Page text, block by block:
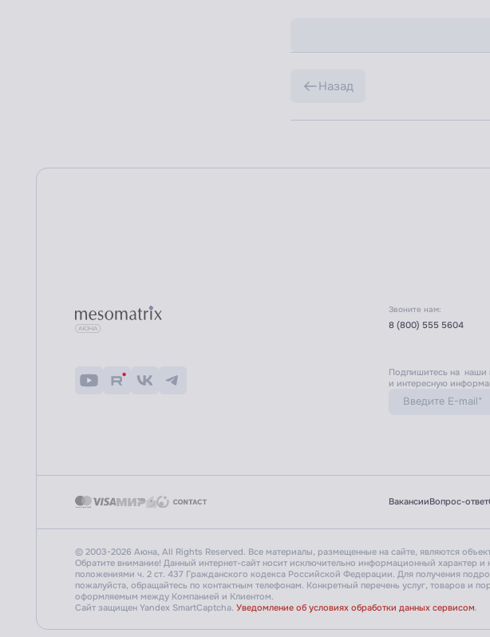
Назад
Звоните нам:
8 (800) 555 5604
Подпишитесь на наши
и интересную
ВакансииВопрос-ответ
© 2003-2026 Аюна, All Rights Reserved. Все материалы, размещенные на сайте, являются
Обратите внимание! Данный интернет-сайт носит исключительно информационный характер
положениями ч. 2 ст. 437 Гражданского кодекса Российской Федерации. Для получения
пожалуйста, обращайтесь по контактным телефонам. Конкретный перечень услуг, товаров и
оформляемым между Компанией и Клиентом.
Сайт защищен Yandex SmartCaptcha. Уведомление об условиях обработки данных сервисом.